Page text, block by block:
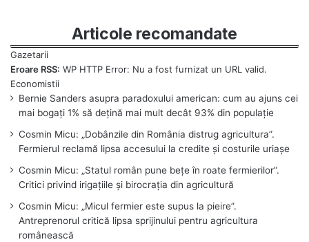
Articole recomandate
Eroare RSS: WP HTTP Error: Nu a fost furnizat un URL valid.
Bernie Sanders asupra paradoxului american: cum au ajuns cei
mai bogați 1% să dețină mai mult decât 93% din populație
Cosmin Micu: „Dobânzile din România distrug agricultura”.
Fermierul reclamă lipsa accesului la credite și costurile uriașe
Cosmin Micu: „Statul român pune bețe în roate fermierilor”.
Critici privind irigațiile și birocrația din agricultură
Cosmin Micu: „Micul fermier este supus la pieire”.
Antreprenorul critică lipsa sprijinului pentru agricultura
românească